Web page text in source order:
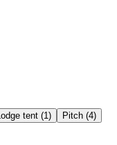
Lodge tent (1) Pitch (4)